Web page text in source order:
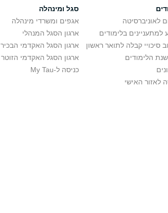
לאוניברסיטה
למתעניינים בלימודים
סיכויי קבלה לתואר ראשון
הלימודים
לאזור האישי
סגל ומינהלה
אגפים ומשרדי מינהלה
ארגון הסגל המנהלי
ארגון הסגל האקדמי הבכיר
ארגון הסגל האקדמי הזוטר
כניסה ל-My Tau